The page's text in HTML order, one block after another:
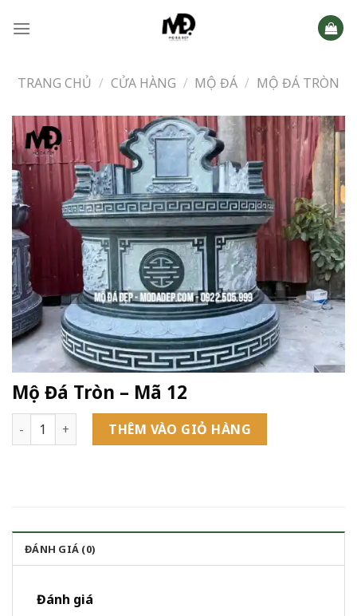
TRANG CHỦ / CỬA HÀNG / MỘ ĐÁ / MỘ ĐÁ TRÒN
Mộ Đá Tròn – Mã 12
Mộ Đá Tròn - Mã 12 số lượngTHÊM VÀO GIỎ HÀNG
ĐÁNH GIÁ (0)
Đánh giá